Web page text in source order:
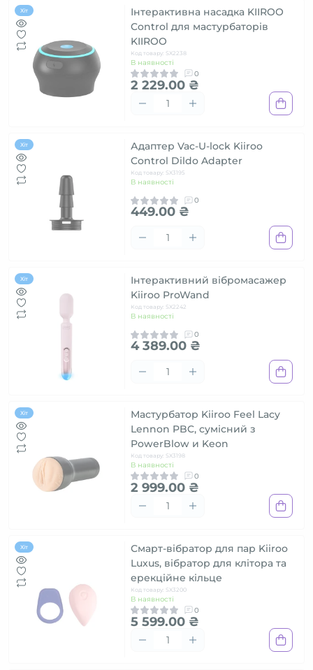
Хіт
Інтерактивна насадка KIIROO
Control для мастурбаторів
KIIROO
Код товару: SX2238
В наявності
0
2 229.00 ₴
Хіт
Адаптер Vac-U-lock Kiiroo
Control Dildo Adapter
Код товару: SX3195
В наявності
0
449.00 ₴
Хіт
Інтерактивний вібромасажер
Kiiroo ProWand
Код товару: SX2242
В наявності
0
4 389.00 ₴
Хіт
Мастурбатор Kiiroo Feel Lacy
Lennon PBC, сумісний з
PowerBlow и Keon
Код товару: SX3198
В наявності
0
2 999.00 ₴
Хіт
Смарт-вібратор для пар Kiiroo
Luxus, вібратор для клітора та
ерекційне кільце
Код товару: SX3200
В наявності
0
5 599.00 ₴